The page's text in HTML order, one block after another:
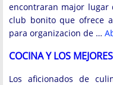
encontraran major lugar
club bonito que ofrece
para organizacion de …
COCINA Y LOS
Los aficionados de